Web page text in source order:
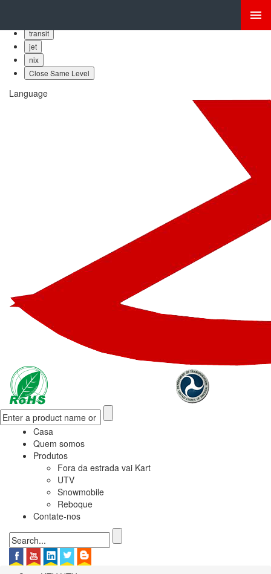
transit
jet
nix
Close Same Level
Language
Casa
Quem somos
Produtos
Fora da estrada vai Kart
UTV
Snowmobile
Reboque
Contate-nos